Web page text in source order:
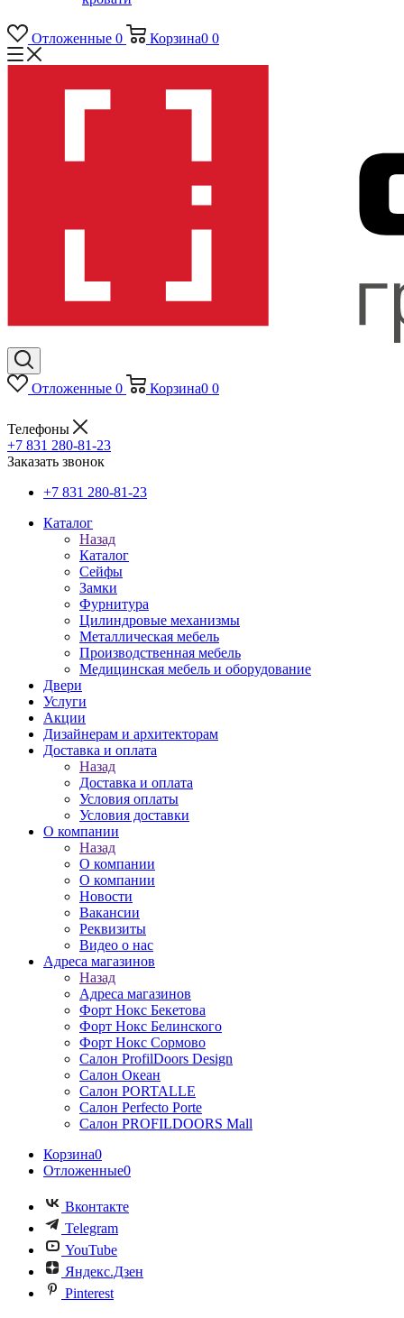
Отложенные 0 Корзина0 0
Отложенные 0 Корзина0 0
Телефоны
+7 831 280-81-23
Заказать звонок
+7 831 280-81-23
Каталог
Назад
Каталог
Сейфы
Замки
Фурнитура
Цилиндровые механизмы
Металлическая мебель
Производственная мебель
Медицинская мебель и оборудование
Двери
Услуги
Акции
Дизайнерам и архитекторам
Доставка и оплата
Назад
Доставка и оплата
Условия оплаты
Условия доставки
О компании
Назад
О компании
О компании
Новости
Вакансии
Реквизиты
Видео о нас
Адреса магазинов
Назад
Адреса магазинов
Форт Нокс Бекетова
Форт Нокс Белинского
Форт Нокс Сормово
Салон ProfilDoors Design
Салон Океан
Салон PORTALLE
Салон Perfecto Portе
Салон PROFILDOORS Mall
Корзина0
Отложенные0
Вконтакте
Telegram
YouTube
Яндекс.Дзен
Pinterest